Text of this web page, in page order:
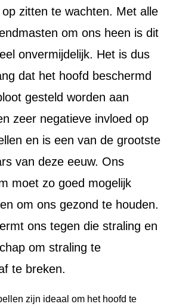
op zitten te wachten. Met alle
om ons heen is dit
onvermijdelijk. Het is dus
dat het hoofd beschermd
gesteld worden aan
zeer negatieve invloed op
en is een van de grootste
van deze eeuw. Ons
moet zo goed mogelijk
om ons gezond te houden.
ons tegen die straling en
om straling te
te breken.
zijn ideaal om het hoofd te